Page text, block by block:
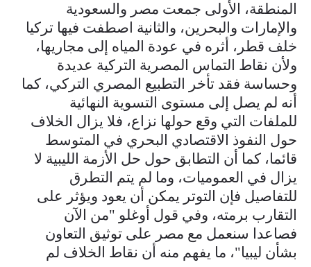
المنطقة، الأولى جمعت مصر والسعودية
والإمارات والبحرين، والثانية اصطفت فيها تركيا
خلف قطر، أثره في عودة المياه إلى مجاريها،
ولأن نقاط التماس المصرية التركية عديدة
وحساسة فقد تأخر التطبيع المصري التركي، كما
أنه لم يصل إلى مستوى التسوية النهائية
للملفات التي وقع حولها نزاع، فلا يزال الخلاف
حول النفوذ الاقتصادي البحري في المتوسط
قائما، كما أن التطابق حول حل الأزمة الليبية لا
يزال في العموميات، وما لم يتم التطرق
للتفاصيل فإن التوتر يمكن أن يعود ويؤثر على
التقارب برمته، وفي قول أوغلو "من الآن
فصاعدا سنعمل مع مصر على توثيق التعاون
بشأن ليبيا"، ما يفهم منه أن نقاط الخلاف لم